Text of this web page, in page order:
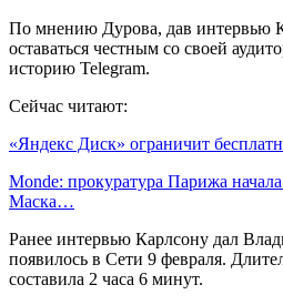
По мнению Дурова, дав интервью
оставаться честным со своей
историю Telegram.
Сейчас читают:
«Яндекс Диск» ограничит
Monde: прокуратура Парижа
Маска…
Ранее интервью Карлсону дал
появилось в Сети 9 февраля.
составила 2 часа 6 минут.